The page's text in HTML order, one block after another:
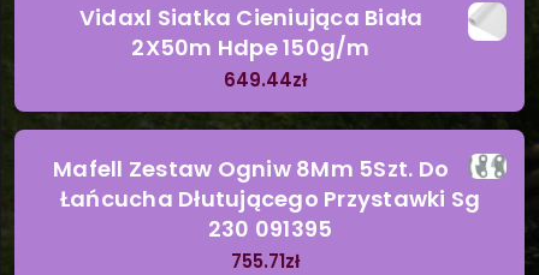
Vidaxl Siatka Cieniująca Biała
2X50m Hdpe 150g/m
649.44zł
Mafell Zestaw Ogniw 8Mm 5Szt. Do
Łańcucha Dłutującego Przystawki Sg
230 091395
755.71zł